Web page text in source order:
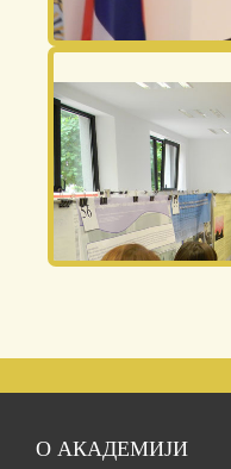
О АКАДЕМИЈИ